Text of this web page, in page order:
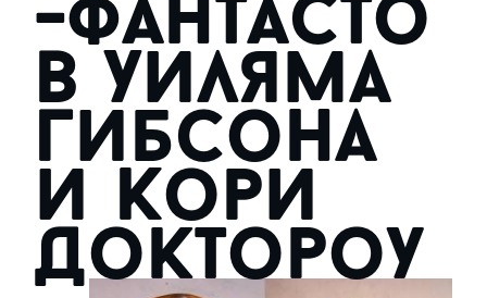
-фантасто
в Уиляма
Гибсона
и Кори
Доктороу